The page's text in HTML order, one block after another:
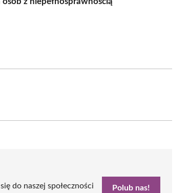
do naszej społeczności
Polub nas!